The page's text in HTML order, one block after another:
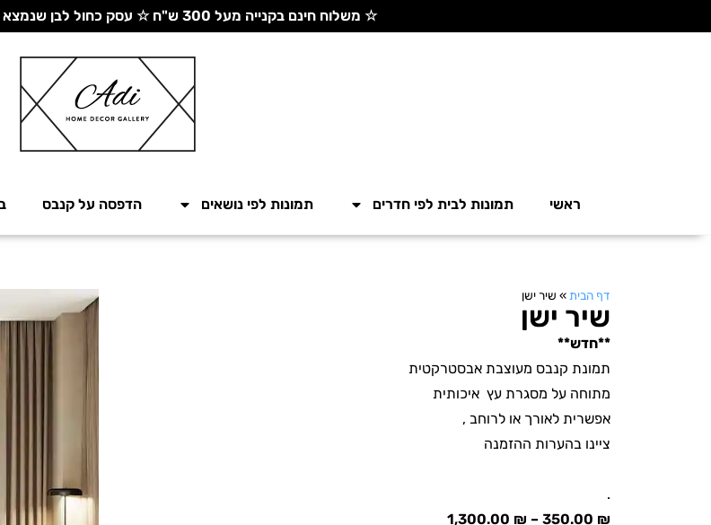
☆ משלוח חינם בקנייה מעל 300 ש"ח ☆ עסק כחול לבן שנמצא בחזית הצפונית - יחד ננצח!
ראשי תמונות לבית לפי חדרים תמונות לפי נושאים הדפסה על קנבס
דף הבית » שיר ישן
שיר ישן
**חדש**
תמונת קנבס מעוצבת אבסטרקטית
מתוחה על מסגרת עץ איכותית
אפשרית לאורך או לרוחב ,
ציינו בהערות ההזמנה
.
350.00 ₪
–
1,300.00 ₪